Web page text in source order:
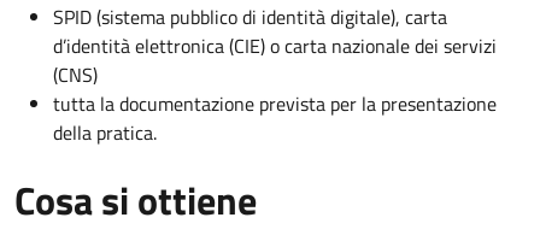
SPID (sistema pubblico di identità digitale), carta
d’identità elettronica (CIE) o carta nazionale dei servizi
(CNS)
tutta la documentazione prevista per la presentazione
della pratica.
Cosa si ottiene